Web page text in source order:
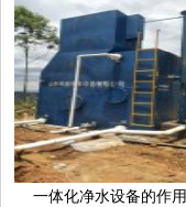
一体化净水设备的作用